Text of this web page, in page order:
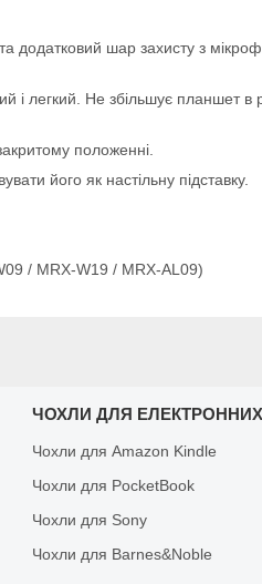
додатковий шар захисту з
і легкий. Не збільшує планшет в
положенні.
його як настільну підставку.
/ MRX-W19 / MRX-AL09)
ЧОХЛИ ДЛЯ
Чохли для Amazon Kindle
Чохли для PocketBook
Чохли для Sony
Чохли для Barnes&Noble